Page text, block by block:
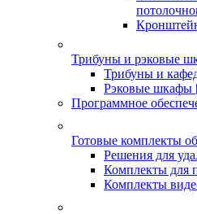
Трибуны и рэковые
Трибуны и
Рэковые шкафы
Программное
Готовые комплекты
Решения для
Комплекты для
Комплекты